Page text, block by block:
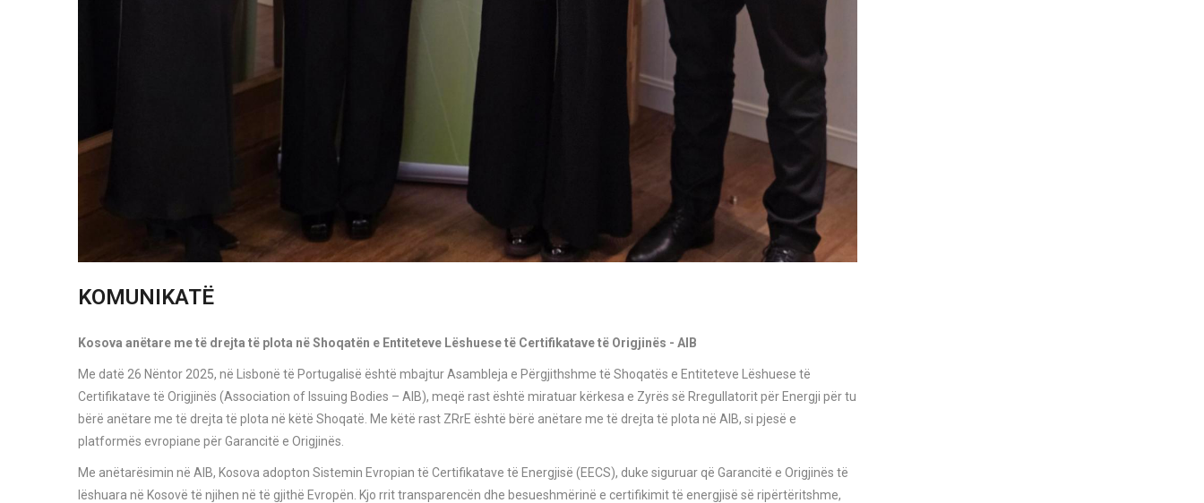
KOMUNIKATË
Kosova anëtare me të drejta të plota në Shoqatën e Entiteteve Lëshuese të Certifikatave të Origjinës - AIB
Me datë 26 Nëntor 2025, në Lisbonë të Portugalisë është mbajtur Asambleja e Përgjithshme të Shoqatës e Entiteteve Lëshuese të
Certifikatave të Origjinës (Association of Issuing Bodies – AIB), meqë rast është miratuar kërkesa e Zyrës së Rregullatorit për Energji për tu
bërë anëtare me të drejta të plota në këtë Shoqatë. Me këtë rast ZRrE është bërë anëtare me të drejta të plota në AIB, si pjesë e
platformës evropiane për Garancitë e Origjinës.
Me anëtarësimin në AIB, Kosova adopton Sistemin Evropian të Certifikatave të Energjisë (EECS), duke siguruar që Garancitë e Origjinës të
lëshuara në Kosovë të njihen në të gjithë Evropën. Kjo rrit transparencën dhe besueshmërinë e certifikimit të energjisë së ripërtëritshme,